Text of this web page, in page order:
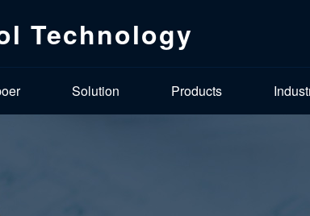
Technology
Solution Products